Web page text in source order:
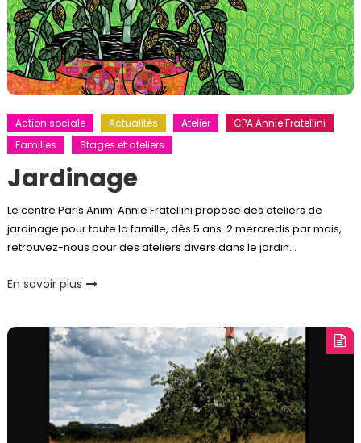
Action sociale Actualités Atelier
CPA Annie Fratellini
Familles
Stages et ateliers
Jardinage
Le centre Paris Anim’ Annie Fratellini propose des ateliers de
jardinage pour toute la famille, dès 5 ans. 2 mercredis par mois,
retrouvez-nous pour des ateliers divers dans le jardin…
En savoir plus